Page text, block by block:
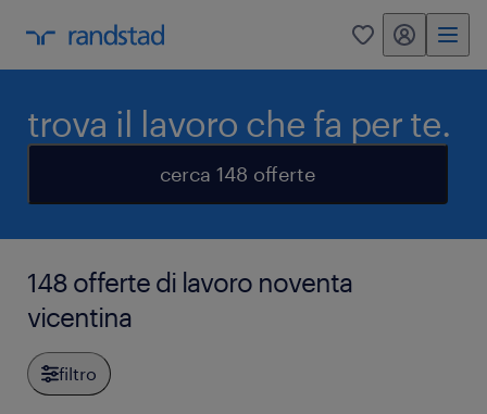
0 my randstad
trova il lavoro che fa per te.
cerca 148 offerte
148 offerte di lavoro noventa
vicentina
filtro